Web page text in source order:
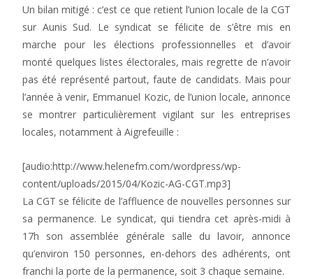
Un bilan mitigé : c’est ce que retient l’union locale de la CGT
sur Aunis Sud. Le syndicat se félicite de s’être mis en
marche pour les élections professionnelles et d’avoir
monté quelques listes électorales, mais regrette de n’avoir
pas été représenté partout, faute de candidats. Mais pour
l’année à venir, Emmanuel Kozic, de l’union locale, annonce
se montrer particulièrement vigilant sur les entreprises
locales, notamment à Aigrefeuille :
[audio:http://www.helenefm.com/wordpress/wp-
content/uploads/2015/04/Kozic-AG-CGT.mp3]
La CGT se félicite de l’affluence de nouvelles personnes sur
sa permanence. Le syndicat, qui tiendra cet après-midi à
17h son assemblée générale salle du lavoir, annonce
qu’environ 150 personnes, en-dehors des adhérents, ont
franchi la porte de la permanence, soit 3 chaque semaine.